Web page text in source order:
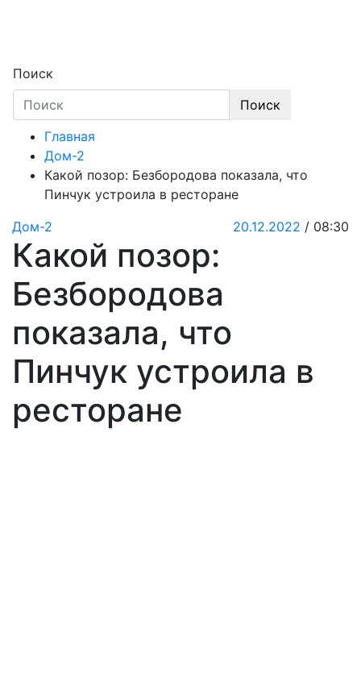
Секреты звёзд
Новости, истории звёзд шоу-бизнеса,
Поиск
Поиск
Главная
Дом-2
Какой позор: Безбородова показала, что
Пинчук устроила в ресторане
Дом-2
20.12.2022 / 08:30
Какой позор:
Безбородова
показала, что
Пинчук устроила в
ресторане